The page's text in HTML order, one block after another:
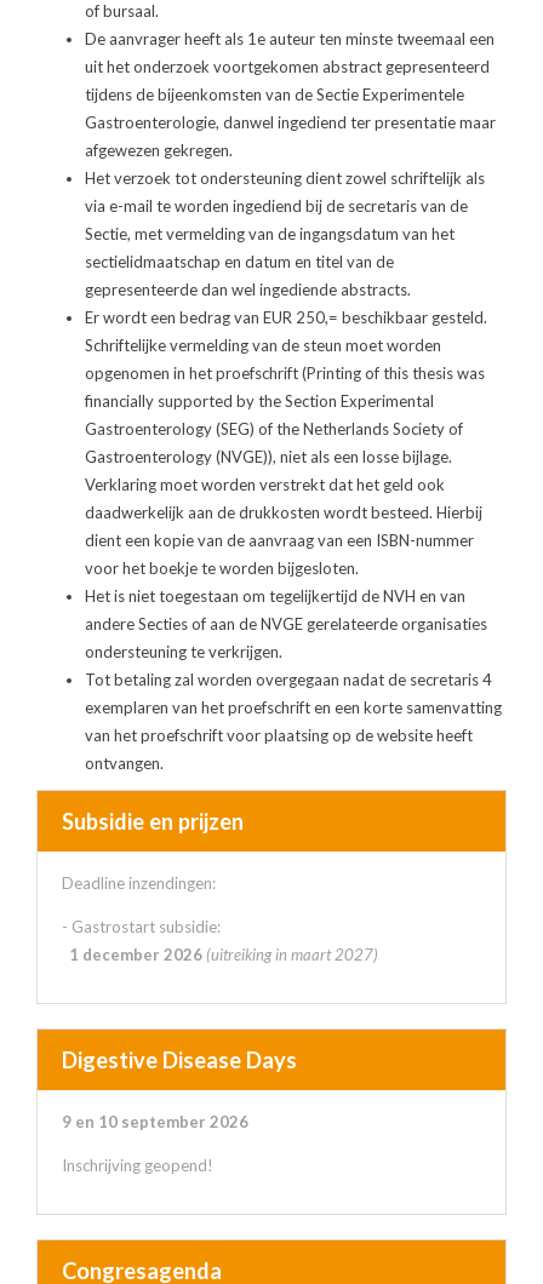
of bursaal.
De aanvrager heeft als 1e auteur ten minste tweemaal een
uit het onderzoek voortgekomen abstract gepresenteerd
tijdens de bijeenkomsten van de Sectie Experimentele
Gastroenterologie, danwel ingediend ter presentatie maar
afgewezen gekregen.
Het verzoek tot ondersteuning dient zowel schriftelijk als
via e-mail te worden ingediend bij de secretaris van de
Sectie, met vermelding van de ingangsdatum van het
sectielidmaatschap en datum en titel van de
gepresenteerde dan wel ingediende abstracts.
Er wordt een bedrag van EUR 250,= beschikbaar gesteld.
Schriftelijke vermelding van de steun moet worden
opgenomen in het proefschrift (Printing of this thesis was
financially supported by the Section Experimental
Gastroenterology (SEG) of the Netherlands Society of
Gastroenterology (NVGE)), niet als een losse bijlage.
Verklaring moet worden verstrekt dat het geld ook
daadwerkelijk aan de drukkosten wordt besteed. Hierbij
dient een kopie van de aanvraag van een ISBN-nummer
voor het boekje te worden bijgesloten.
Het is niet toegestaan om tegelijkertijd de NVH en van
andere Secties of aan de NVGE gerelateerde organisaties
ondersteuning te verkrijgen.
Tot betaling zal worden overgegaan nadat de secretaris 4
exemplaren van het proefschrift en een korte samenvatting
van het proefschrift voor plaatsing op de website heeft
ontvangen.
Subsidie en prijzen
Deadline inzendingen:
- Gastrostart subsidie:
1 december 2026 (uitreiking in maart 2027)
Digestive Disease Days
9 en 10 september 2026
Inschrijving geopend!
Congresagenda